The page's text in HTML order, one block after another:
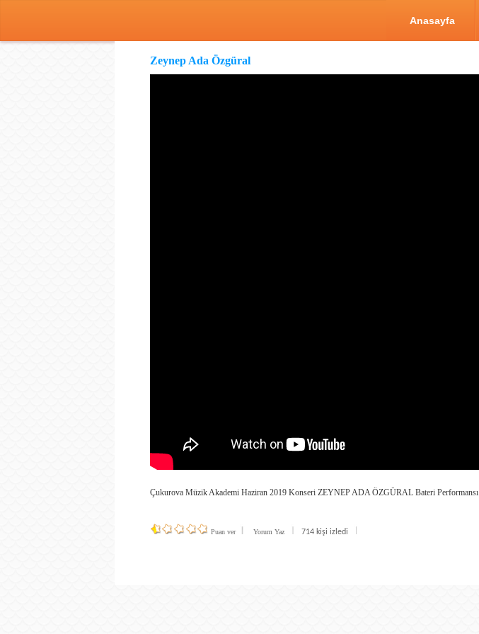
Anasayfa
Zeynep Ada Özgüral
Çukurova Müzik Akademi Haziran 2019 Konseri ZEYNEP ADA ÖZGÜRAL Bateri Performansı
Puan ver Yorum Yaz 714 kişi izledi